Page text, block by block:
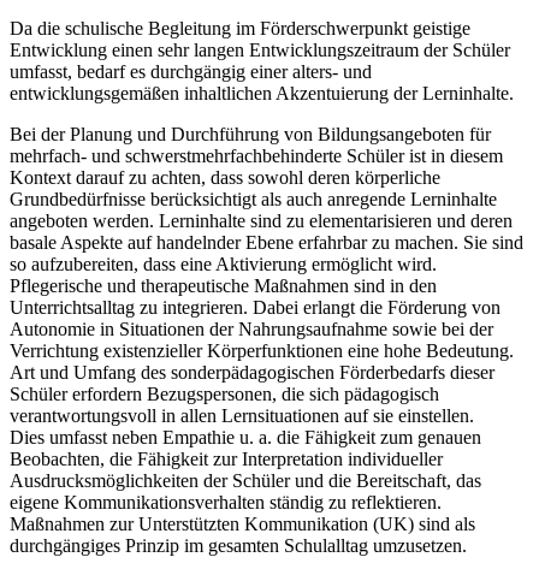
Da die schulische Begleitung im Förderschwerpunkt geistige
Entwicklung einen sehr langen Entwicklungszeitraum der Schüler
umfasst, bedarf es durchgängig einer alters- und
entwicklungsgemäßen inhaltlichen Akzentuierung der Lerninhalte.
Bei der Planung und Durchführung von Bildungsangeboten für
mehrfach- und schwerstmehrfachbehinderte Schüler ist in diesem
Kontext darauf zu achten, dass sowohl deren körperliche
Grundbedürfnisse berücksichtigt als auch anregende Lerninhalte
angeboten werden. Lerninhalte sind zu elementarisieren und deren
basale Aspekte auf handelnder Ebene erfahrbar zu machen. Sie sind
so aufzubereiten, dass eine Aktivierung ermöglicht wird.
Pflegerische und therapeutische Maßnahmen sind in den
Unterrichtsalltag zu integrieren. Dabei erlangt die Förderung von
Autonomie in Situationen der Nahrungsaufnahme sowie bei der
Verrichtung existenzieller Körperfunktionen eine hohe Bedeutung.
Art und Umfang des sonderpädagogischen Förderbedarfs dieser
Schüler erfordern Bezugspersonen, die sich pädagogisch
verantwortungsvoll in allen Lernsituationen auf sie einstellen.
Dies umfasst neben Empathie u. a. die Fähigkeit zum genauen
Beobachten, die Fähigkeit zur Interpretation individueller
Ausdrucksmöglichkeiten der Schüler und die Bereitschaft, das
eigene Kommunikationsverhalten ständig zu reflektieren.
Maßnahmen zur Unterstützten Kommunikation (UK) sind als
durchgängiges Prinzip im gesamten Schulalltag umzusetzen.